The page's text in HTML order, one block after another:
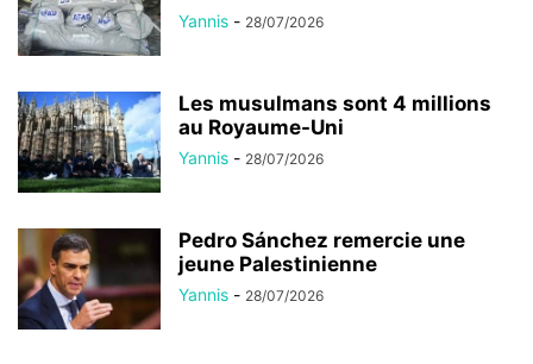
Yannis - 28/07/2026
Les musulmans sont 4 millions
au Royaume-Uni
Yannis - 28/07/2026
Pedro Sánchez remercie une
jeune Palestinienne
Yannis - 28/07/2026